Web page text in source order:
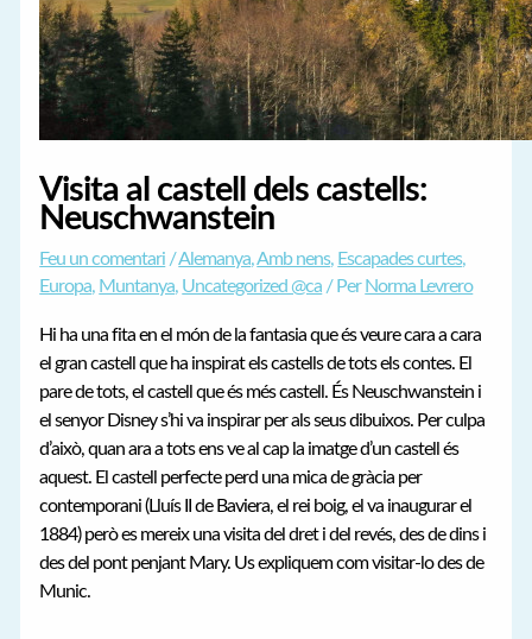
Visita al castell dels castells:
Neuschwanstein
Feu un comentari /Alemanya,Amb nens, Escapades curtes,
Europa, Muntanya, Uncategorized @ca / Per Norma Levrero
Hi ha una fita en el món de la fantasia que és veure cara a cara
el gran castell que ha inspirat els castells de tots els contes. El
pare de tots, el castell que és més castell. És Neuschwanstein i
el senyor Disney s’hi va inspirar per als seus dibuixos. Per culpa
d’això, quan ara a tots ens ve al cap la imatge d’un castell és
aquest. El castell perfecte perd una mica de gràcia per
contemporani (Lluís II de Baviera, el rei boig, el va inaugurar el
1884) però es mereix una visita del dret i del revés, des de dins i
des del pont penjant Mary. Us expliquem com visitar-lo des de
Munic.